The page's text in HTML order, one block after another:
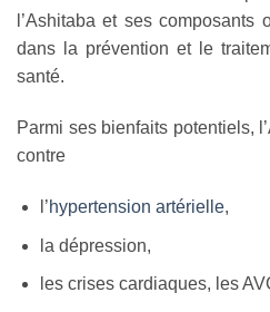
l’Ashitaba et ses composants
dans la prévention et le
santé.
Parmi ses bienfaits potentiels,
contre
l’hypertension artérielle,
la dépression,
les crises cardiaques, les